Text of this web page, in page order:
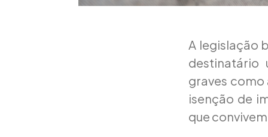
A legislação
destinatário
graves como
isenção de
que